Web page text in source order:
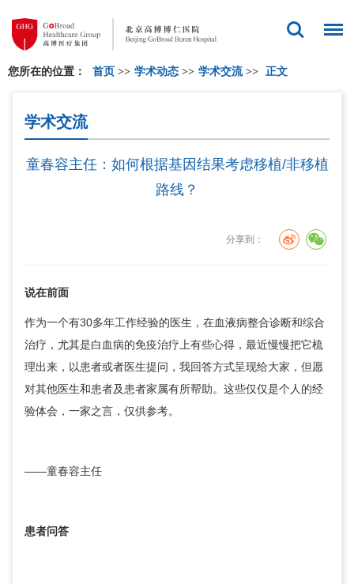
您所在的位置： 首页 >> 学术动态 >> 学术交流>> 正文
学术交流
童春容主任：如何根据基因结果考虑移植/非移植
路线？
分享到：
说在前面
作为一个有30多年工作经验的医生，在血液病整合诊断和综合
治疗，尤其是白血病的免疫治疗上有些心得，最近慢慢把它梳
理出来，以患者或者医生提问，我回答方式呈现给大家，但愿
对其他医生和患者及患者家属有所帮助。这些仅仅是个人的经
验体会，一家之言，仅供参考。
——童春容主任
患者问答